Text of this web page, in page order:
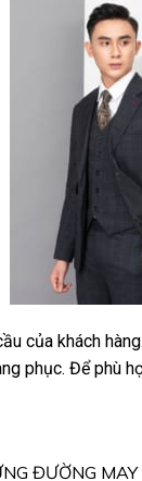
của khách
phục. Để phù
ĐƯỜNG MAY